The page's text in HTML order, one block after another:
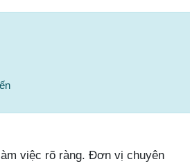
việc rõ ràng. Đơn vị chuyên